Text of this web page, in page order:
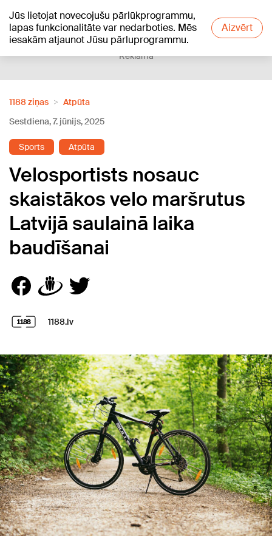
Jūs lietojat novecojušu pārlūkprogrammu,
lapas funkcionalitāte var nedarboties. Mēs
iesakām atjaunot Jūsu pārluprogrammu.
Aizvērt
+18°C
Reklāma
1188 ziņas
Atpūta
Sestdiena, 7. jūnijs, 2025
Sports Atpūta
Velosportists nosauc
skaistākos velo maršrutus
Latvijā saulainā laika
baudīšanai
1188.lv